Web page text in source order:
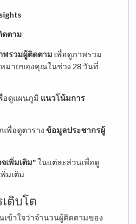
ดตาม
พรวมผู้ติดตาม เพื่อดูภาพรวม
มายของคุณในช่วง 28 วันที่
อดูแผนภูมิ แนวโน้มการ
เพื่อดูตาราง ข้อมูลประชากรผู้
เพิ่มเติม" ในแต่ละส่วนเพื่อดู
มเติม
ติบโต
ข้าใจว่าจำนวนผู้ติดตามของ